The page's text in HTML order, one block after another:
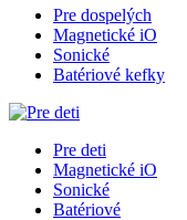
Pre dospelých
Magnetické iO
Sonické
Batériové kefky
Pre deti
Magnetické iO
Sonické
Batériové